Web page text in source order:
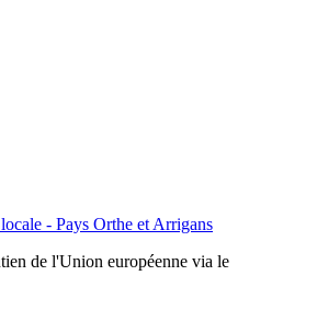
de l'Union européenne via le